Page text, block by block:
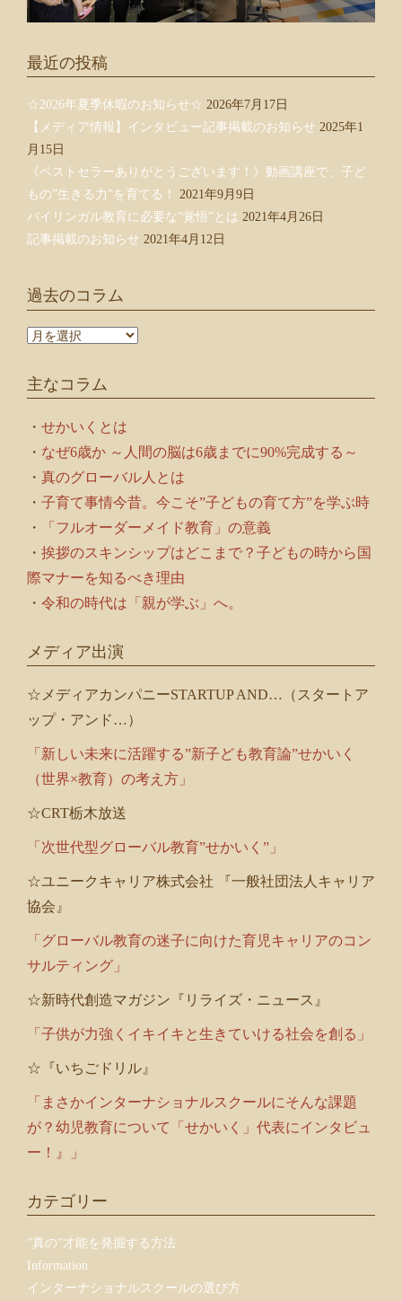
最近の投稿
☆2026年夏季休暇のお知らせ☆ 2026年7月17日
【メディア情報】インタビュー記事掲載のお知らせ 2025年1
月15日
《ベストセラーありがとうございます！》動画講座で、子ど
もの”生きる力”を育てる！
2021年9月9日
バイリンガル教育に必要な”覚悟”とは 2021年4月26日
記事掲載のお知らせ 2021年4月12日
過去のコラム
過
コ
ム
主なコラム
・ せかいくとは
・ なぜ6歳か ～人間の脳は6歳までに90%完成する～
・ 真のグローバル人とは
・ 子育て事情今昔。今こそ”子どもの育て方”を学ぶ時
・
「フルオーダーメイド教育」の意義
・ 挨拶のスキンシップはどこまで？子どもの時から国
際マナーを知るべき理由
・ 令和の時代は「親が学ぶ」へ。
メディア出演
☆メディアカンパニーSTARTUP AND…（スタートア
ップ・アンド…）
「新しい未来に活躍する”新子ども教育論”せかいく
（世界×教育）の考え方」
☆CRT栃木放送
「次世代型グローバル教育”せかいく”」
☆ユニークキャリア株式会社 『一般社団法人キャリア
協会』
「グローバル教育の迷子に向けた育児キャリアのコン
サルティング」
☆新時代創造マガジン『リライズ・ニュース』
「子供が力強くイキイキと生きていける社会を創る」
☆『いちごドリル』
「まさかインターナショナルスクールにそんな課題
が？幼児教育について「せかいく」代表にインタビュ
ー！』」
カテゴリー
”真の”才能を発掘する方法
Information
インターナショナルスクールの選び方